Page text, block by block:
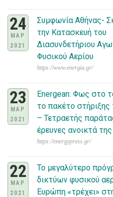
24
ΜΑΡ
2021
Συμφωνία Αθήνας-
την Κατασκευή του
Διασυνδετήριου
Φυσικού Αερίου
https://www.energia.gr/
23
ΜΑΡ
2021
Energean: Φως στο
το πακέτο στήριξης
– Τετραετής
έρευνες ανοικτά
https://energypress.gr/
22
ΜΑΡ
2021
Το μεγαλύτερο
δικτύων φυσικού
Ευρώπη «τρέχει»